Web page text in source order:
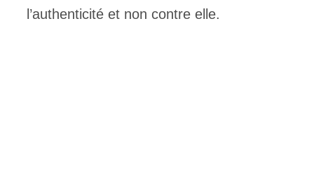
l’authenticité et non contre elle.